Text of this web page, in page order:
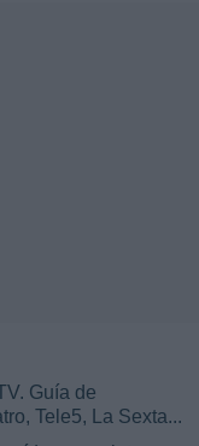
Guía de
Tele5, La Sexta...